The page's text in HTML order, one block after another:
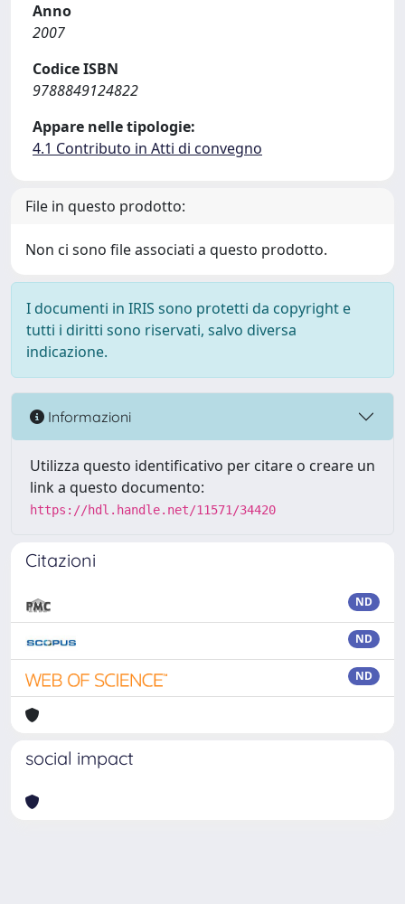
Anno
2007
Codice ISBN
9788849124822
Appare nelle tipologie:
4.1 Contributo in Atti di convegno
File in questo prodotto:
Non ci sono file associati a questo prodotto.
I documenti in IRIS sono protetti da copyright e
tutti i diritti sono riservati, salvo diversa
indicazione.
Informazioni
Utilizza questo identificativo per citare o creare un
link a questo documento:
https://hdl.handle.net/11571/34420
Citazioni
ND
ND
ND
social impact